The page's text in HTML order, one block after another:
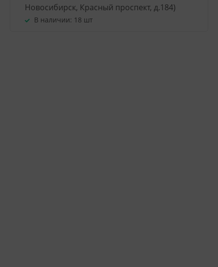
Новосибирск, Красный проспект, д.184)
В наличии: 18 шт